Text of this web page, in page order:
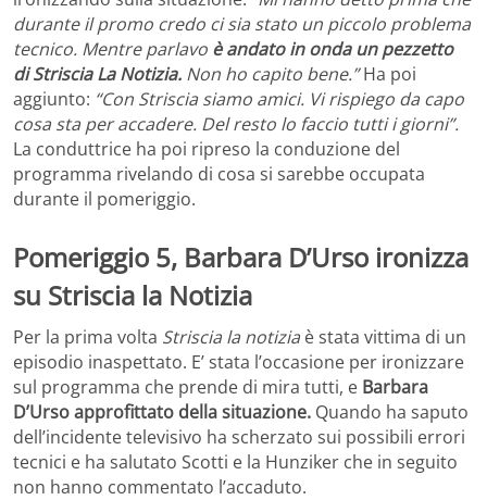
durante il promo credo ci sia stato un piccolo problema
tecnico. Mentre parlavo è andato in onda un pezzetto
di Striscia La Notizia. Non ho capito bene.”Ha poi
aggiunto: “Con Striscia siamo amici. Vi rispiego da capo
cosa sta per accadere. Del resto lo faccio tutti i giorni”.
La conduttrice ha poi ripreso la conduzione del
programma rivelando di cosa si sarebbe occupata
durante il pomeriggio.
Pomeriggio 5, Barbara D’Urso ironizza
su Striscia la Notizia
Per la prima volta Striscia la notizia è stata vittima di un
episodio inaspettato. E’ stata l’occasione per ironizzare
sul programma che prende di mira tutti, e Barbara
D’Urso approfittato della situazione. Quando ha saputo
dell’incidente televisivo ha scherzato sui possibili errori
tecnici e ha salutato Scotti e la Hunziker che in seguito
non hanno commentato l’accaduto.